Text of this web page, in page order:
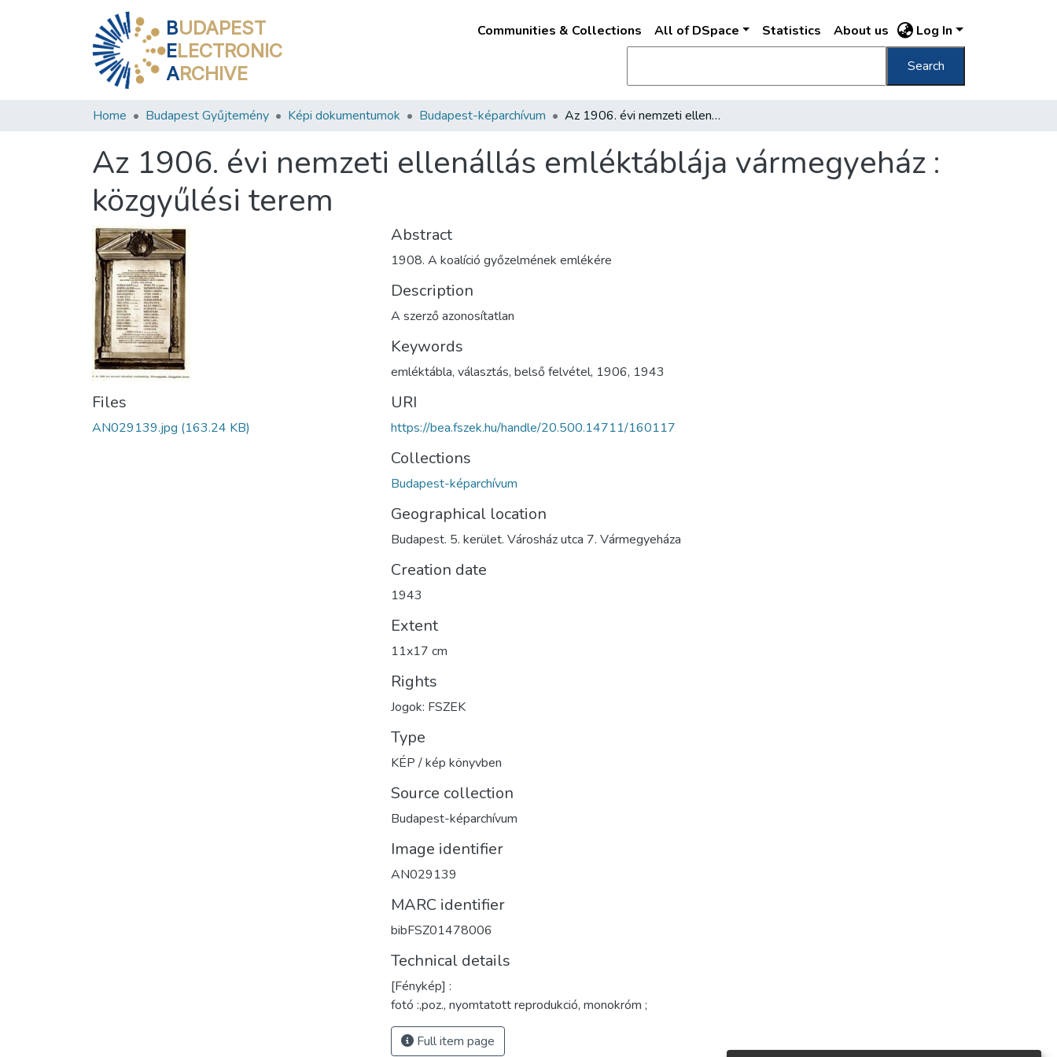
BUDAPEST
ELECTRONIC
ARCHIVE
Communities & Collections All of DSpace Statistics About us Log In
Search
Home Budapest Gyűjtemény Képi dokumentumok Budapest-képarchívum Az 1906. évi nemzeti ellenállás emléktáblája vármegyeház : közgyűlési terem
Az 1906. évi nemzeti ellenállás emléktáblája vármegyeház :
közgyűlési terem
Files
AN029139.jpg (163.24 KB)
Abstract
1908. A koalíció győzelmének emlékére
Description
A szerző azonosítatlan
Keywords
emléktábla, választás, belső felvétel, 1906, 1943
URI
https://bea.fszek.hu/handle/20.500.14711/160117
Collections
Budapest-képarchívum
Geographical location
Budapest. 5. kerület. Városház utca 7. Vármegyeháza
Creation date
1943
Extent
11x17 cm
Rights
Jogok: FSZEK
Type
KÉP / kép könyvben
Source collection
Budapest-képarchívum
Image identifier
AN029139
MARC identifier
bibFSZ01478006
Technical details
[Fénykép] :
fotó :,poz., nyomtatott reprodukció, monokróm ;
Full item page